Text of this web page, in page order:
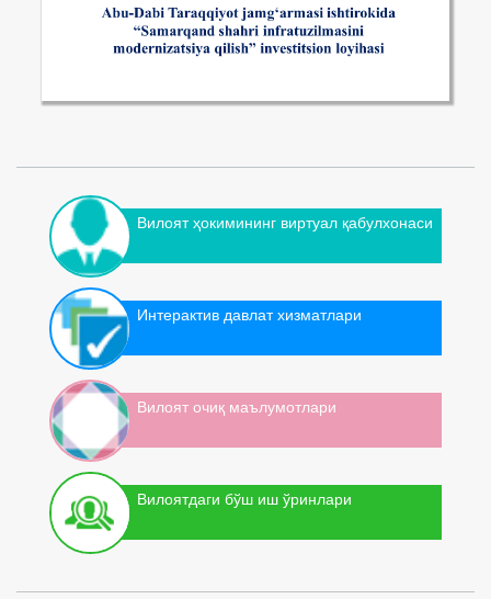
Вилоят ҳокимининг виртуал қабулхонаси
Интерактив давлат хизматлари
Вилоят очиқ маълумотлари
Вилоятдаги бўш иш ўринлари